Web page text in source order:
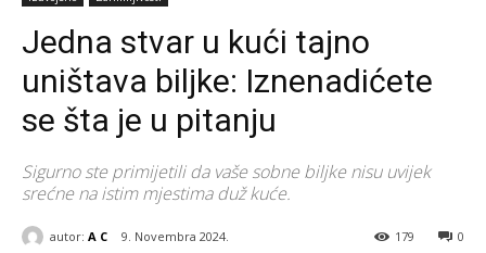
Jedna stvar u kući tajno
uništava biljke: Iznenadićete
se šta je u pitanju
Sigurno ste primijetili da vaše sobne biljke nisu uvijek
srećne na istim mjestima duž kuće.
autor: A C 9. Novembra 2024. 0
179